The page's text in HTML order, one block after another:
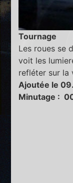
Tournage
Les roues se
voit les
refléter sur la
Ajoutée le
Minutage :